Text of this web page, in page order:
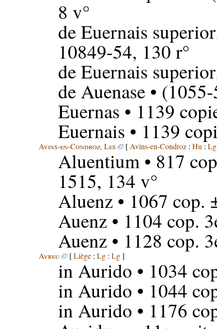
8 v°
de Euernais
10849-54, 130 r°
de Euernais
de Auenase•
Euernas • 1139
Euernais • 1139
Avins-en-Condroz, Les [ Avins-en-Condroz: Hu : Lg
Aluentium• 817
1515, 134 v°
Aluenz• 1067 cop.
Auenz• 1104 cop.
Auenz• 1128 cop.
Avreu [Liège: Lg: Lg]
in Aurido • 1034
in Aurido • 1044
in Aurido • 1176